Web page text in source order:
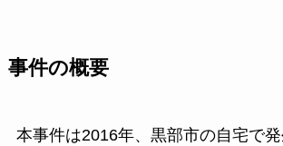
事件の概要
本事件は2016年、黒部市の自宅で発